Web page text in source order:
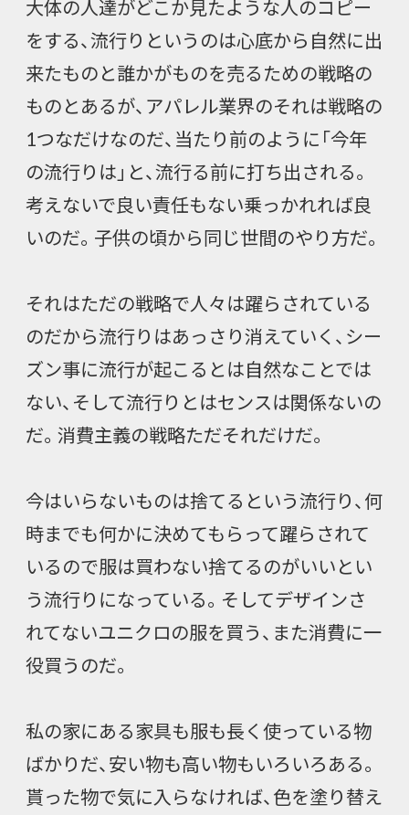
大体の人達がどこか見たような人のコピー
をする、流行りというのは心底から自然に出
来たものと誰かがものを売るための戦略の
ものとあるが、アパレル業界のそれは戦略の
1つなだけなのだ、当たり前のように「今年
の流行りは」と、流行る前に打ち出される。
考えないで良い責任もない乗っかれれば良
いのだ。子供の頃から同じ世間のやり方だ。
それはただの戦略で人々は躍らされている
のだから流行りはあっさり消えていく、シー
ズン事に流行が起こるとは自然なことでは
ない、そして流行りとはセンスは関係ないの
だ。消費主義の戦略ただそれだけだ。
今はいらないものは捨てるという流行り、何
時までも何かに決めてもらって躍らされて
いるので服は買わない捨てるのがいいとい
う流行りになっている。そしてデザインさ
れてないユニクロの服を買う、また消費に一
役買うのだ。
私の家にある家具も服も長く使っている物
ばかりだ、安い物も高い物もいろいろある。
貰った物で気に入らなければ、色を塗り替え